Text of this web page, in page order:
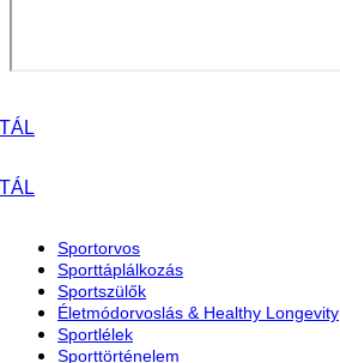
Sportorvos
Sporttáplálkozás
Sportszülők
Életmódorvoslás & Healthy Longevity
Sportlélek
Sporttörténelem